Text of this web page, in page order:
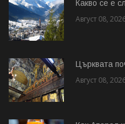
Какво се е
Август 08,
Църквата
Август 08,